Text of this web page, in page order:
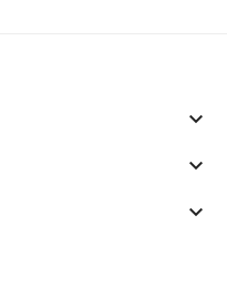
keyboard_arrow_down
keyboard_arrow_down
keyboard_arrow_down